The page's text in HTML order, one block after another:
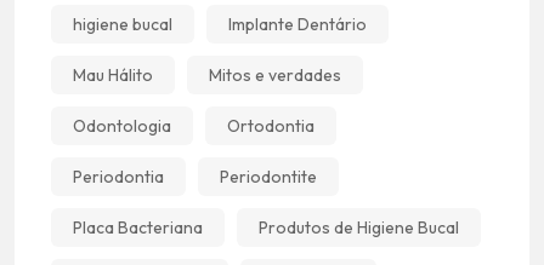
higiene bucal Implante Dentário
Mau Hálito Mitos e verdades
Odontologia Ortodontia
Periodontia Periodontite
Placa Bacteriana Produtos de Higiene Bucal